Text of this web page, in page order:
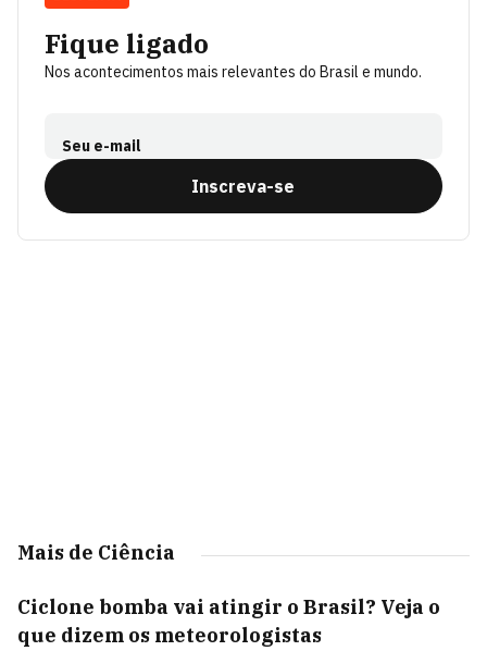
Fique ligado
Nos acontecimentos mais relevantes do Brasil e mundo.
Seu e-mail
Inscreva-se
Mais de Ciência
Ciclone bomba vai atingir o Brasil? Veja o
que dizem os meteorologistas